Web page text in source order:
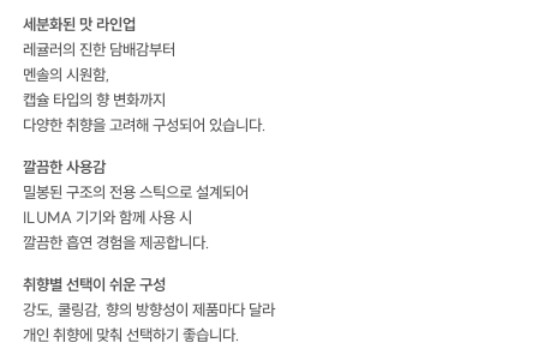
세분화된 맛 라인업
레귤러의 진한 담배감부터
멘솔의 시원함,
캡슐 타입의 향 변화까지
다양한 취향을 고려해 구성되어 있습니다.
깔끔한 사용감
밀봉된 구조의 전용 스틱으로 설계되어
ILUMA 기기와 함께 사용 시
깔끔한 흡연 경험을 제공합니다.
취향별 선택이 쉬운 구성
강도, 쿨링감, 향의 방향성이 제품마다 달라
개인 취향에 맞춰 선택하기 좋습니다.